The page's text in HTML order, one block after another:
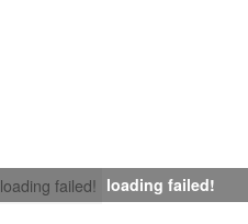
loading failed! loading failed!